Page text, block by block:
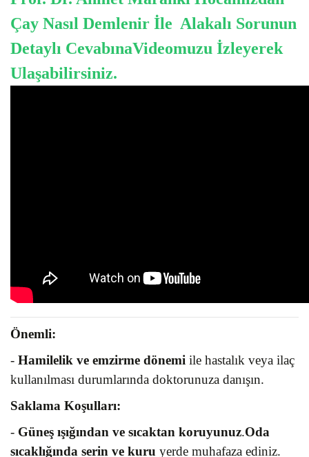
Çay Nasıl Demlenir İle Alakalı Sorunun
Detaylı CevabınaVideomuzu İzleyerek
Ulaşabilirsiniz.
Önemli:
- Hamilelik ve emzirme dönemi ile hastalık veya ilaç
kullanılması durumlarında doktorunuza danışın.
Saklama Koşulları:
- Güneş ışığından ve sıcaktan koruyunuz.Oda
sıcaklığında serin ve kuru yerde muhafaza ediniz.